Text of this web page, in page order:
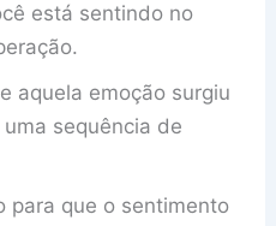
está sentindo no
aquela emoção surgiu
sequência de
para que o sentimento